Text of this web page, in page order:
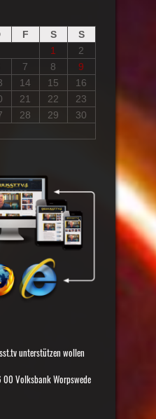
F S
S
1
2
7 8
9
14 15
16
21 22
23
28 29
30
unterstützen wollen
Volksbank Worpswede